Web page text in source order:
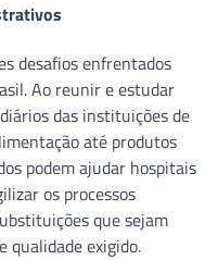
desafios enfrentados
Ao reunir e estudar
das instituições de
até produtos
podem ajudar hospitais
os processos
que sejam
qualidade exigido.